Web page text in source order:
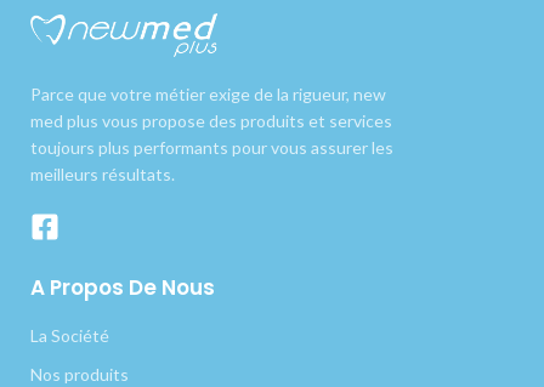
Parce que votre métier exige de la rigueur, new
med plus vous propose des produits et services
toujours plus performants pour vous assurer les
meilleurs résultats.
A Propos De Nous
La Société
Nos produits